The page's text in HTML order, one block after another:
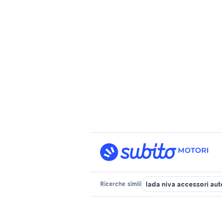
Ricerche simili lada niva accessori